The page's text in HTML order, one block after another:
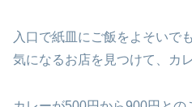
入口で紙皿にご飯をよそいで
気になるお店を見つけて、カ